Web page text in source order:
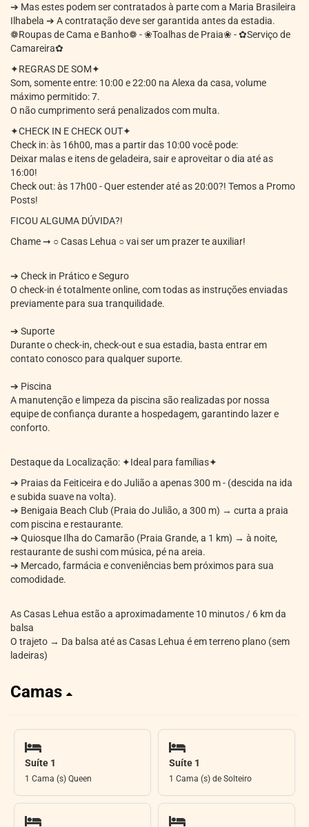
➔ Mas estes podem ser contratados à parte com a Maria Brasileira
Ilhabela ➔ A contratação deve ser garantida antes da estadia.
❁Roupas de Cama e Banho❁ - ❀Toalhas de Praia❀ - ✿Serviço de
Camareira✿
✦REGRAS DE SOM✦
Som, somente entre: 10:00 e 22:00 na Alexa da casa, volume
máximo permitido: 7.
O não cumprimento será penalizados com multa.
✦CHECK IN E CHECK OUT✦
Check in: às 16h00, mas a partir das 10:00 você pode:
Deixar malas e itens de geladeira, sair e aproveitar o dia até as
16:00!
Check out: às 17h00 - Quer estender até as 20:00?! Temos a Promo
Posts!
FICOU ALGUMA DÚVIDA?!
Chame ➞ ○ Casas Lehua ○ vai ser um prazer te auxiliar!
➔ Check in Prático e Seguro
O check-in é totalmente online, com todas as instruções enviadas
previamente para sua tranquilidade.
➔ Suporte
Durante o check-in, check-out e sua estadia, basta entrar em
contato conosco para qualquer suporte.
➔ Piscina
A manutenção e limpeza da piscina são realizadas por nossa
equipe de confiança durante a hospedagem, garantindo lazer e
conforto.
Destaque da Localização: ✦Ideal para famílias✦
➔ Praias da Feiticeira e do Julião a apenas 300 m - (descida na ida
e subida suave na volta).
➔ Benigaia Beach Club (Praia do Julião, a 300 m) → curta a praia
com piscina e restaurante.
➔ Quiosque Ilha do Camarão (Praia Grande, a 1 km) → à noite,
restaurante de sushi com música, pé na areia.
➔ Mercado, farmácia e conveniências bem próximos para sua
comodidade.
As Casas Lehua estão a aproximadamente 10 minutos / 6 km da
balsa
O trajeto → Da balsa até as Casas Lehua é em terreno plano (sem
ladeiras)
Camas
Suíte 1
1 Cama (s) Queen
Suíte 1
1 Cama (s) de Solteiro